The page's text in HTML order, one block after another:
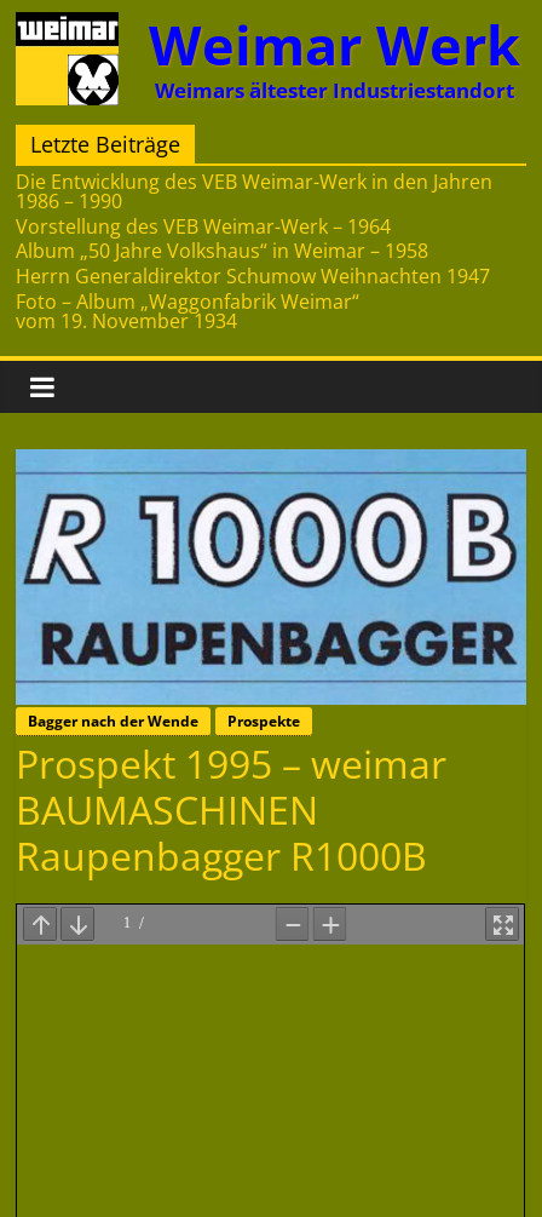
Zum
Inhalt
springen
Weimar Werk
Weimars ältester Industriestandort
Letzte Beiträge
Die Entwicklung des VEB Weimar-Werk in den Jahren
1986 – 1990
Vorstellung des VEB Weimar-Werk – 1964
Album „50 Jahre Volkshaus“ in Weimar – 1958
Herrn Generaldirektor Schumow Weihnachten 1947
Foto – Album „Waggonfabrik Weimar“
vom 19. November 1934
Bagger nach der Wende Prospekte
Prospekt 1995 – weimar
BAUMASCHINEN
Raupenbagger R1000B